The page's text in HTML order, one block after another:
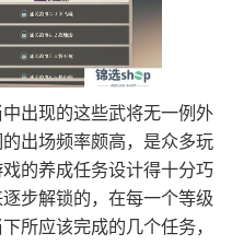
出现的这些武将无一例外
出场频率颇高，是众多玩
的养成任务设计得十分巧
步解锁的，在每一个等级
所应该完成的几个任务，